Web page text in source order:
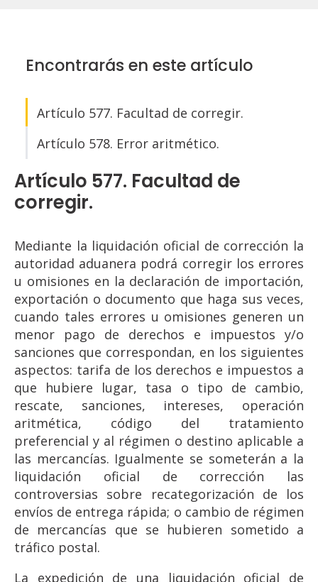
Encontrarás en este artículo
Artículo 577. Facultad de corregir.
Artículo 578. Error aritmético.
Artículo 577. Facultad de
corregir.
Mediante la liquidación oficial de corrección la
autoridad aduanera podrá corregir los errores
u omisiones en la declaración de importación,
exportación o documento que haga sus veces,
cuando tales errores u omisiones generen un
menor pago de derechos e impuestos y/o
sanciones que correspondan, en los siguientes
aspectos: tarifa de los derechos e impuestos a
que hubiere lugar, tasa o tipo de cambio,
rescate, sanciones, intereses, operación
aritmética, código del tratamiento
preferencial y al régimen o destino aplicable a
las mercancías. Igualmente se someterán a la
liquidación oficial de corrección las
controversias sobre recategorización de los
envíos de entrega rápida; o cambio de régimen
de mercancías que se hubieren sometido a
tráfico postal.
La expedición de una liquidación oficial de